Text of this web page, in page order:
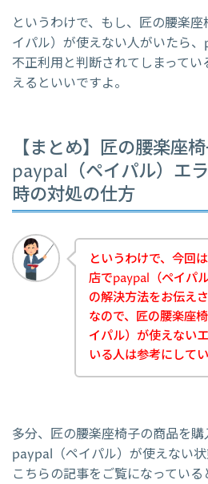
というわけで、もし、匠の腰楽
イパル）が使えない人がいたら
不正利用と判断されてしまって
えるといいですよ。
【まとめ】匠の腰楽座
paypal（ペイパル）エ
時の対処の仕方
というわけで、今回
店でpaypal（ペイパ
の解決方法をお伝え
なので、匠の腰楽座
イパル）が使えない
いる人は参考にして
多分、匠の腰楽座椅子の商品を購
paypal（ペイパル）が使えない
こちらの記事をご覧になっている